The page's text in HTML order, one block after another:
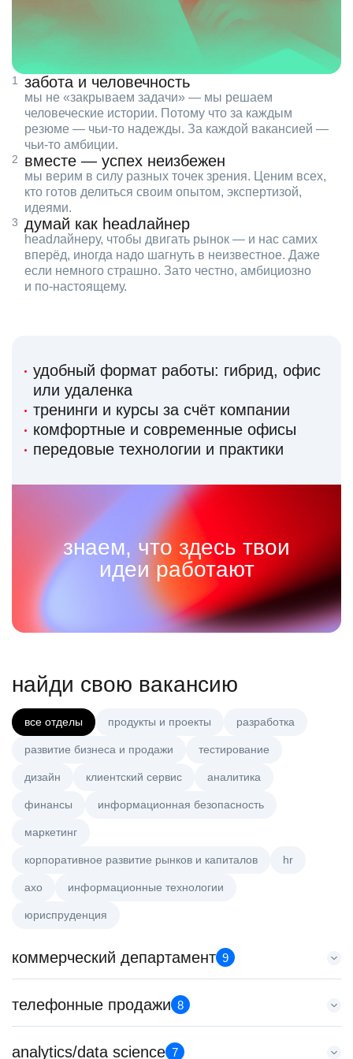
забота и человечность
мы не «закрываем задачи» — мы решаем
человеческие истории. Потому что за каждым
резюме — чьи‑то надежды. За каждой вакансией —
чьи‑то амбиции.
вместе — успех неизбежен
мы верим в силу разных точек зрения. Ценим всех,
кто готов делиться своим опытом, экспертизой,
идеями.
думай как headлайнер
headлайнеру, чтобы двигать рынок — и нас самих
вперёд, иногда надо шагнуть в неизвестное. Даже
если немного страшно. Зато честно, амбициозно
и по‑настоящему.
удобный формат работы: гибрид, офис
или удаленка
тренинги и курсы за счёт компании
комфортные и современные офисы
передовые технологии и практики
знаем, что здесь твои
идеи работают
найди свою вакансию
все отделы продукты и проекты разработка
развитие бизнеса и продажи тестирование
дизайн клиентский сервис аналитика
финансы информационная безопасность
маркетинг
корпоративное развитие рынков и капиталов hr
axo информационные технологии
юриспруденция
коммерческий департамент 9
Key Account Manager (EdTech)
HeadHunter::Коммерческий департамент
150000 ₽
телефонные продажи 8
Менеджер по продажам B2B (сегмент SMB)
analytics/data science 7